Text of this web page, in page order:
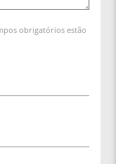
obrigatórios estão